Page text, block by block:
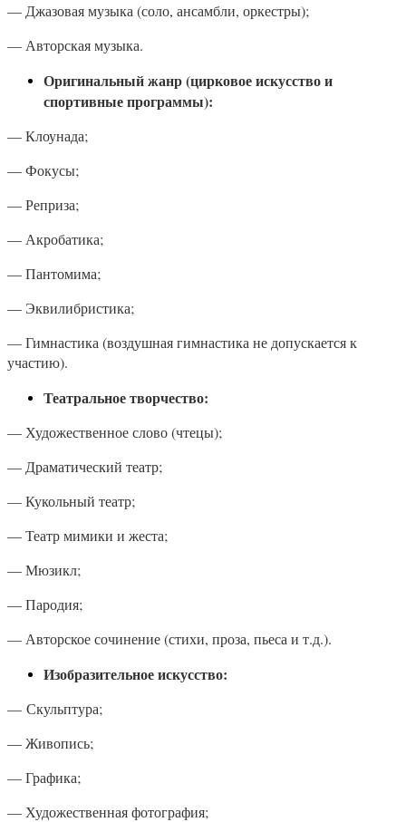
— Джазовая музыка (соло, ансамбли, оркестры);
— Авторская музыка.
Оригинальный жанр (цирковое искусство и
спортивные программы):
— Клоунада;
— Фокусы;
— Реприза;
— Акробатика;
— Пантомима;
— Эквилибристика;
— Гимнастика (воздушная гимнастика не допускается к
участию).
Театральное творчество:
— Художественное слово (чтецы);
— Драматический театр;
— Кукольный театр;
— Театр мимики и жеста;
— Мюзикл;
— Пародия;
— Авторское сочинение (стихи, проза, пьеса и т.д.).
Изобразительное искусство:
— Скульптура;
— Живопись;
— Графика;
— Художественная фотография;